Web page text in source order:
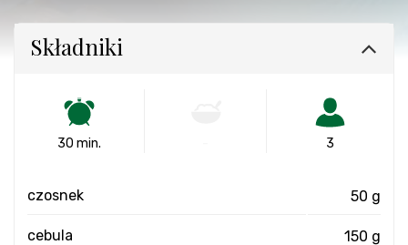
Składniki
30 min. 3
czosnek 50 g
cebula 150 g